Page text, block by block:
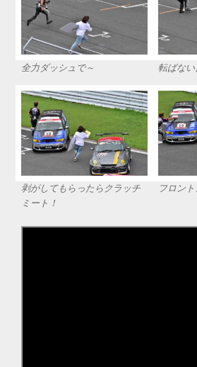
全力ダッシュで～ 転ばない
剥がしてもらったらクラッチ
ミート！
フロン